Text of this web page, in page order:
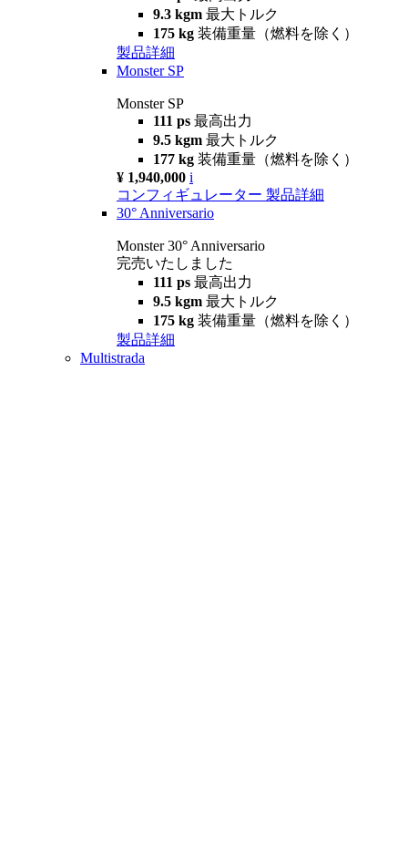
9.3 kgm 最大トルク
175 kg 装備重量（燃料を除く）
製品詳細
Monster SP
Monster SP
111 ps 最高出力
9.5 kgm 最大トルク
177 kg 装備重量（燃料を除く）
¥ 1,940,000 i
コンフィギュレーター 製品詳細
30° Anniversario
Monster 30° Anniversario
完売いたしました
111 ps 最高出力
9.5 kgm 最大トルク
175 kg 装備重量（燃料を除く）
製品詳細
Multistrada